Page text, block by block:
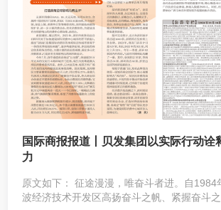
国际商报报道丨贝发集团以实际行动诠
力
原文如下： 征途漫漫，唯奋斗者进。自1984
波经济技术开发区高扬奋斗之帆、紧握奋斗